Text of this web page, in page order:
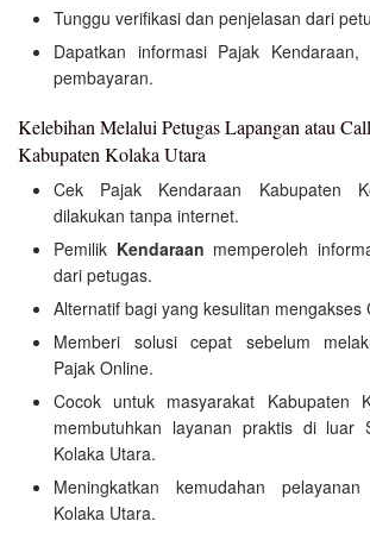
Tunggu verifikasi dan penjelasan dari
Dapatkan informasi Pajak
pembayaran.
Kelebihan Melalui Petugas Lapangan atau
Kabupaten Kolaka Utara
Cek Pajak Kendaraan Kabupaten
dilakukan tanpa internet.
Pemilik Kendaraan memperoleh
dari petugas.
Alternatif bagi yang kesulitan mengakses
Memberi solusi cepat sebelum
Pajak Online.
Cocok untuk masyarakat Kabupaten
membutuhkan layanan praktis di luar
Kolaka Utara.
Meningkatkan kemudahan
Kolaka Utara.